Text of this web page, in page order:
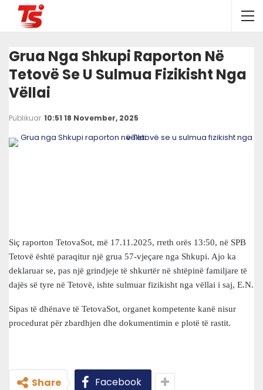
Grua Nga Shkupi Raporton Në
Tetovë Se U Sulmua Fizikisht Nga
Vëllai
Publikuar 10:51 18 November, 2025
Siç raporton TetovaSot, më 17.11.2025, rreth orës 13:50, në SPB
Tetovë është paraqitur një grua 57-vjeçare nga Shkupi. Ajo ka
deklaruar se, pas një grindjeje të shkurtër në shtëpinë familjare të
dajës së tyre në Tetovë, ishte sulmuar fizikisht nga vëllai i saj, E.N.
Sipas të dhënave të TetovaSot, organet kompetente kanë nisur
procedurat për zbardhjen dhe dokumentimin e plotë të rastit.
Share Facebook